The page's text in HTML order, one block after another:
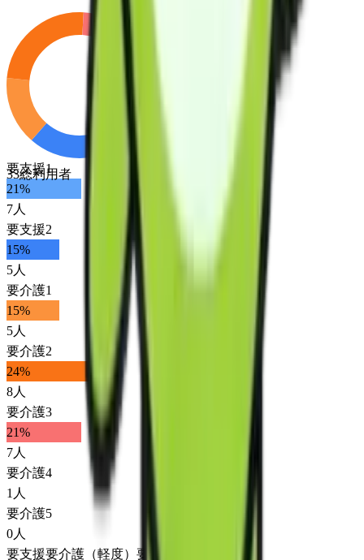
33総利用者
要支援1
21%
7人
要支援2
15%
5人
要介護1
15%
5人
要介護2
24%
8人
要介護3
21%
7人
要介護4
1 人
要介護5
0人
要支援要介護（軽度） 要介護（重度）